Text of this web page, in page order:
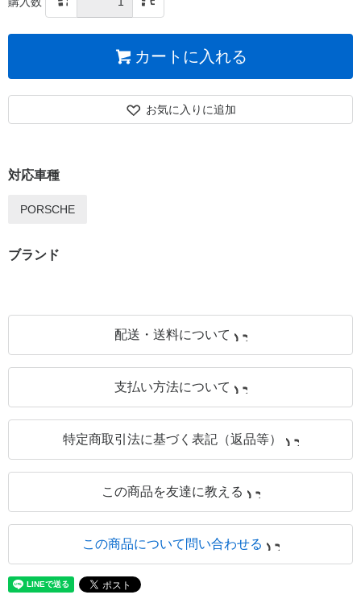
カートに入れる
お気に入りに追加
対応車種
PORSCHE
ブランド
配送・送料について
支払い方法について
特定商取引法に基づく表記（返品等）
この商品を友達に教える
この商品について問い合わせる